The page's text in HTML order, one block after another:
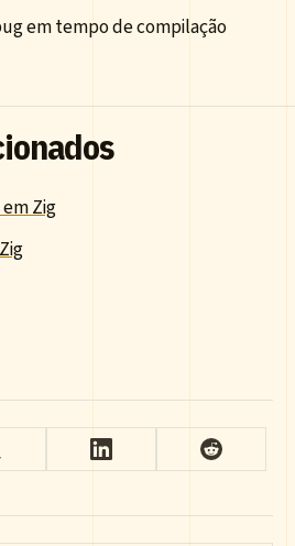
em tempo de compilação
Zig